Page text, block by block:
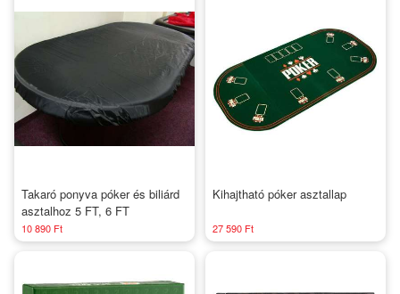
Takaró ponyva póker és biliárd
asztalhoz 5 FT, 6 FT
10 890 Ft
Kihajtható póker asztallap
27 590 Ft